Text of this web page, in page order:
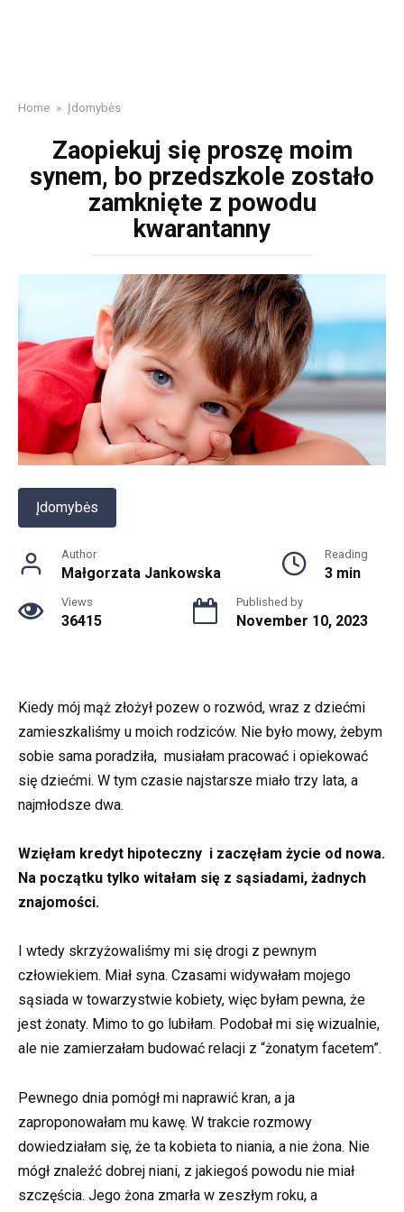
Home » Įdomybės
Zaopiekuj się proszę moim
synem, bo przedszkole zostało
zamknięte z powodu
kwarantanny
Įdomybės
Author
Małgorzata Jankowska
Reading
3 min
Views
36415
Published by
November 10, 2023
Kiedy mój mąż złożył pozew o rozwód, wraz z dziećmi
zamieszkaliśmy u moich rodziców. Nie było mowy, żebym
sobie sama poradziła, musiałam pracować i opiekować
się dziećmi. W tym czasie najstarsze miało trzy lata, a
najmłodsze dwa.
Wzięłam kredyt hipoteczny i zaczęłam życie od nowa.
Na początku tylko witałam się z sąsiadami, żadnych
znajomości.
I wtedy skrzyżowaliśmy mi się drogi z pewnym
człowiekiem. Miał syna. Czasami widywałam mojego
sąsiada w towarzystwie kobiety, więc byłam pewna, że
jest żonaty. Mimo to go lubiłam. Podobał mi się wizualnie,
ale nie zamierzałam budować relacji z “żonatym facetem”.
Pewnego dnia pomógł mi naprawić kran, a ja
zaproponowałam mu kawę. W trakcie rozmowy
dowiedziałam się, że ta kobieta to niania, a nie żona. Nie
mógł znaleźć dobrej niani, z jakiegoś powodu nie miał
szczęścia. Jego żona zmarła w zeszłym roku, a